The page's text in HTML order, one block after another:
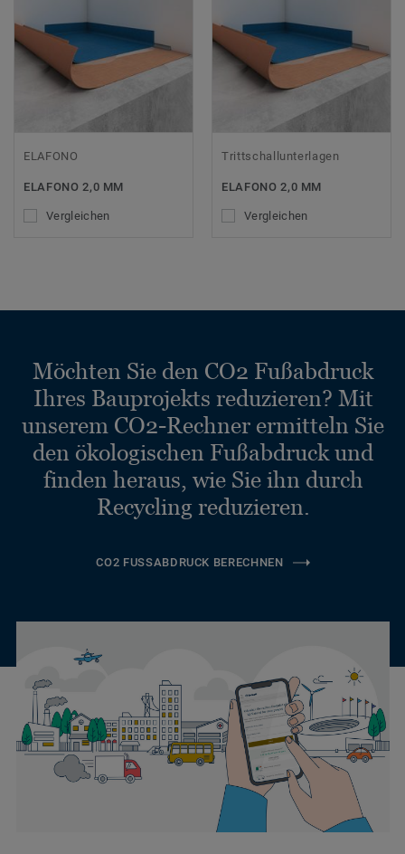
ELAFONO
ELAFONO 2,0 MM
Vergleichen
Trittschallunterlagen
ELAFONO 2,0 MM
Vergleichen
Möchten Sie den CO2 Fußabdruck
Ihres Bauprojekts reduzieren? Mit
unserem CO2-Rechner ermitteln Sie
den ökologischen Fußabdruck und
finden heraus, wie Sie ihn durch
Recycling reduzieren.
CO2 FUSSABDRUCK BERECHNEN